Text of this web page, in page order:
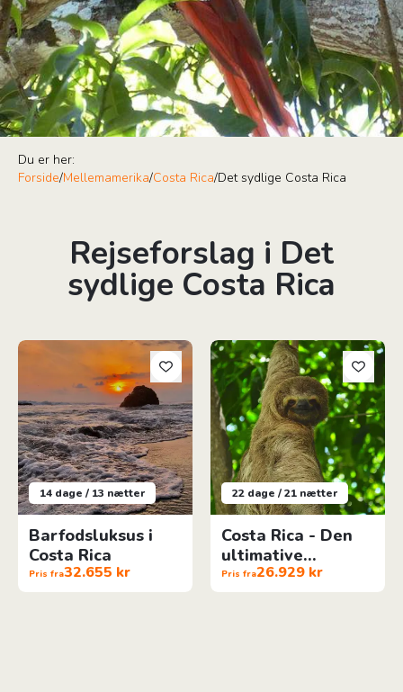
Du er her:
Forside/Mellemamerika/Costa Rica/Det sydlige Costa Rica
Rejseforslag i Det
sydlige Costa Rica
14 dage / 13 nætter
Barfodsluksus i
Costa Rica
Pris fra32.655 kr
Barfodsluksus i Costa Rica
22 dage / 21 nætter
Costa Rica - Den
ultimative
rundrejse
Pris fra26.929 kr
Costa Rica - Den ultimative